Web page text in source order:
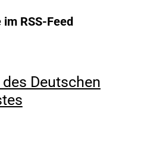
RSS-Feed
Deutschen